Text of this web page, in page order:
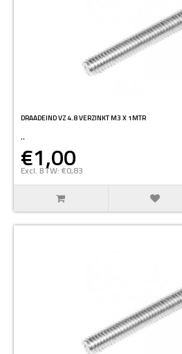
DRAADEIND VZ 4.8 VERZINKT M3 X 1MTR
..
€1,00
Excl. BTW: €0,83